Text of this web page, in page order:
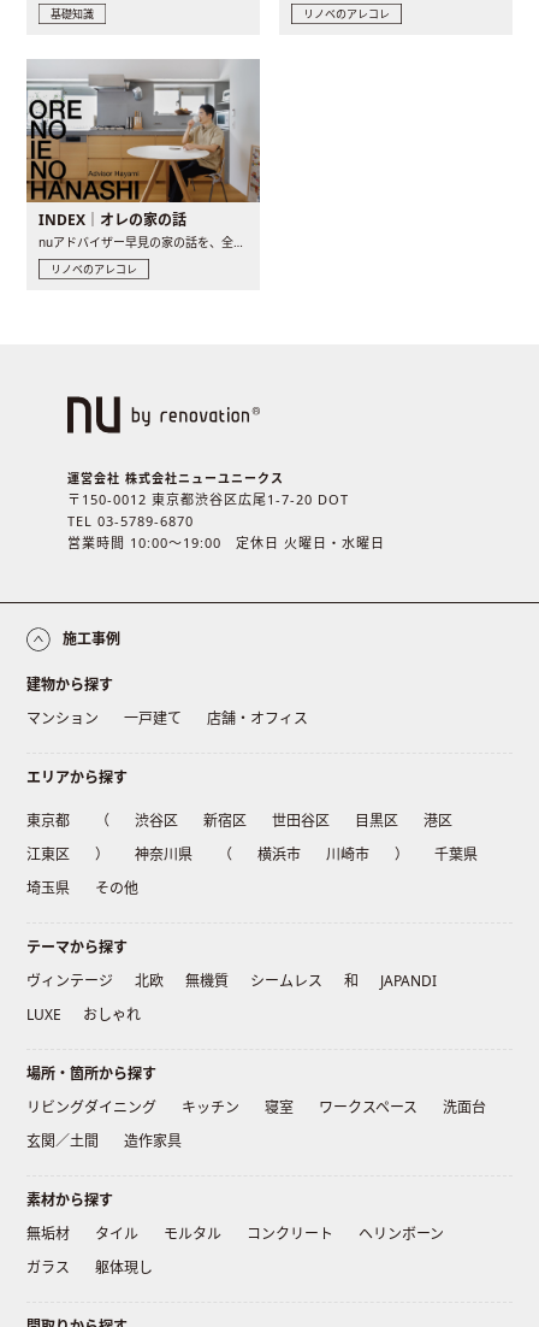
基礎知識 リノベのアレコレ
INDEX｜オレの家の話
nuアドバイザー早見の家の話を、全4話でお届け。リノベーションを..
リノベのアレコレ
運営会社 株式会社ニューユニークス
〒150-0012 東京都渋谷区広尾1-7-20 DOT
TEL 03-5789-6870
営業時間 10:00〜19:00 定休日 火曜日・水曜日
施工事例
建物から探す
マンション
一戸建て 店舗・オフィス
エリアから探す
東京都 （ 渋谷区 新宿区 世田谷区 目黒区
港区
江東区
） 神奈川県 （ 横浜市 川崎市 ）
千葉県
埼玉県
その他
テーマから探す
ヴィンテージ
北欧 無機質 シームレス 和
JAPANDI
LUXE
おしゃれ
場所・箇所から探す
リビングダイニング
キッチン 寝室 ワークスペース
洗面台
玄関／土間
造作家具
素材から探す
無垢材
タイル モルタル コンクリート
ヘリンボーン
ガラス
躯体現し